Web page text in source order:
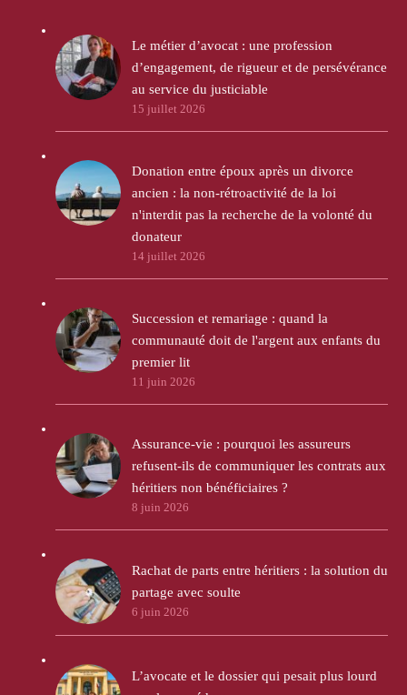
Le métier d’avocat : une profession
d’engagement, de rigueur et de persévérance
au service du justiciable
15 juillet 2026
Donation entre époux après un divorce
ancien : la non-rétroactivité de la loi
n'interdit pas la recherche de la volonté du
donateur
14 juillet 2026
Succession et remariage : quand la
communauté doit de l'argent aux enfants du
premier lit
11 juin 2026
Assurance-vie : pourquoi les assureurs
refusent-ils de communiquer les contrats aux
héritiers non bénéficiaires ?
8 juin 2026
Rachat de parts entre héritiers : la solution du
partage avec soulte
6 juin 2026
L’avocate et le dossier qui pesait plus lourd